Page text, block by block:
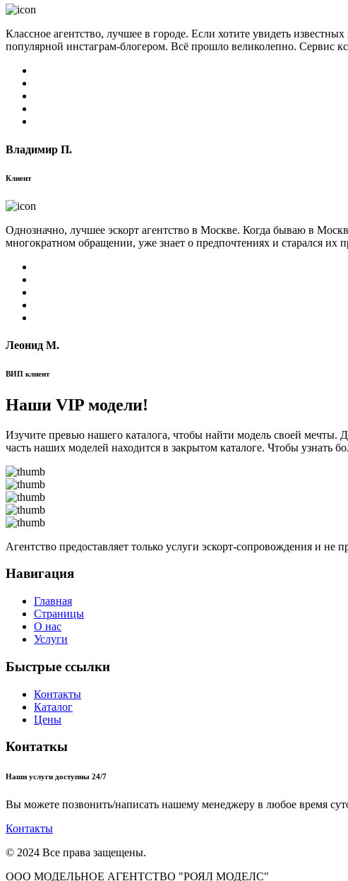
Классное агентство, лучшее в городе. Если хотите увидеть
популярной инстаграм-блогером. Всё прошло великолепно. Сервис
Владимир П.
Клиент
Однозначно, лучшее эскорт агентство в Москве. Когда бываю в
многократном обращении, уже знает о предпочтениях и старался их
Леонид М.
ВИП клиент
Наши VIP модели!
Изучите превью нашего каталога, чтобы найти модель своей
часть наших моделей находится в закрытом каталоге. Чтобы узнать
Агентство предоставляет только услуги эскорт-сопровождения и не
Навигация
Главная
Страницы
О нас
Услуги
Быстрые ссылки
Контакты
Каталог
Цены
Контаткы
Наши услуги доступны 24/7
Вы можете позвонить/написать нашему менеджеру в любое время
Контакты
© 2024 Все права защещены.
ООО МОДЕЛЬНОЕ АГЕНТСТВО "РОЯЛ МОДЕЛС"